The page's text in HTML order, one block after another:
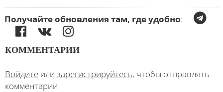
Получайте обновления там, где удобно:
КОММЕНТАРИИ
Войдитеили зарегистрируйтесь, чтобы отправлять
комментарии